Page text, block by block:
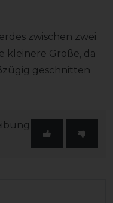
zwischen zwei
kleinere Größe, da
geschnitten